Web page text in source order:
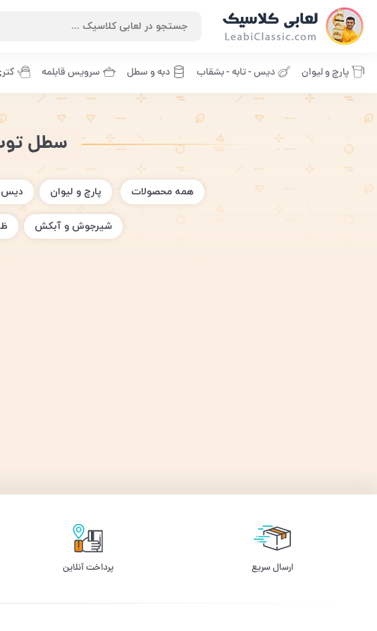
پارچ و لیوان دیس - تابه - بشقاب دبه و سطل سرویس قابلمه
سطل
همه محصولات پارچ و لیوان دیس
شیرجوش و آبکش
ارسال سریع پرداخت آنلاین